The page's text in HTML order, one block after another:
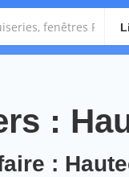
:
: